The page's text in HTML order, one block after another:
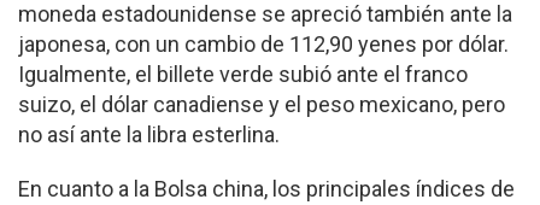
moneda estadounidense se apreció también ante la
japonesa, con un cambio de 112,90 yenes por dólar.
Igualmente, el billete verde subió ante el franco
suizo, el dólar canadiense y el peso mexicano, pero
no así ante la libra esterlina.
En cuanto a la Bolsa china, los principales índices de